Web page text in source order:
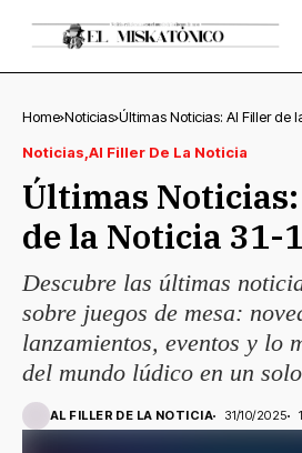
Home Noticias Últimas Noticias: Al Filler de
Noticias Al Filler De La Noticia
Últimas
de la Noticia 31-
Descubre las últimas
sobre juegos de mesa:
lanzamientos, eventos y lo
del mundo lúdico en un
AL FILLER DE LA NOTICIA 31/10/2025